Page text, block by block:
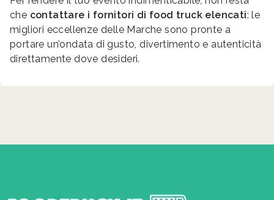
che contattare i fornitori di food truck elencati: le
migliori eccellenze delle Marche sono pronte a
portare un’ondata di gusto, divertimento e autenticità
direttamente dove desideri.